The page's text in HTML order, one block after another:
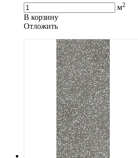
м2
В корзину
Oтложить